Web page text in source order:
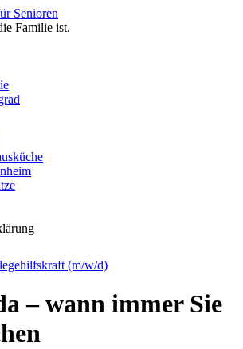
Senioren
Familie ist.
(m/w/d)
– wann immer Sie